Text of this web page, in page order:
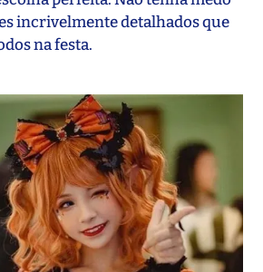
incrivelmente detalhados que
na festa.